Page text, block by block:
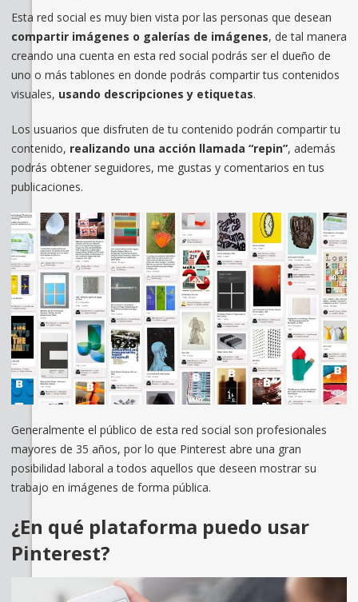
Esta red social es muy bien vista por las personas que desean
compartir imágenes o galerías de imágenes, de tal manera
creando una cuenta en esta red social podrás ser el dueño de
uno o más tablones en donde podrás compartir tus contenidos
visuales, usando descripciones y etiquetas.
Los usuarios que disfruten de tu contenido podrán compartir tu
contenido, realizando una acción llamada “repin”, además
podrás obtener seguidores, me gustas y comentarios en tus
publicaciones.
Generalmente el público de esta red social son profesionales
mayores de 35 años, por lo que Pinterest abre una gran
posibilidad laboral a todos aquellos que deseen mostrar su
trabajo en imágenes de forma pública.
¿En qué plataforma puedo usar
Pinterest?